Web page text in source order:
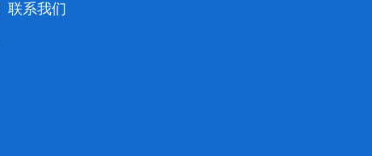
联系我们